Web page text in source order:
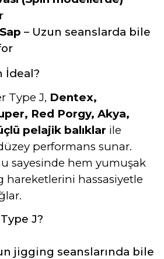
– Uzun seanslarda bile
İdeal?
Type J, Dentex,
Red Porgy, Akya,
pelajik balıklar ile
performans sunar.
sayesinde hem yumuşak
hareketlerini hassasiyetle
J?
jigging seanslarında bile